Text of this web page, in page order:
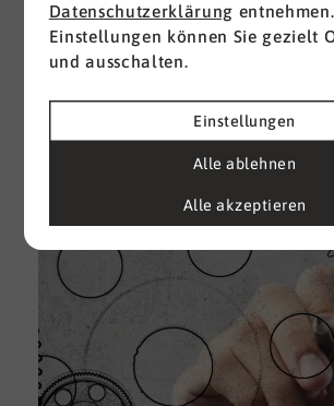
Datenschutzerklärung
Einstellungen können Sie gezielt
und ausschalten.
Einstellungen
Alle ablehnen
Alle akzeptieren